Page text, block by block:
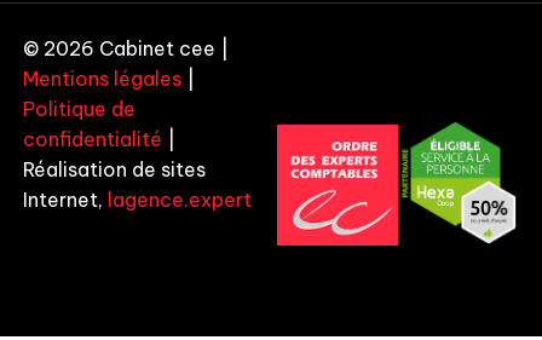
© 2026 Cabinet cee |
Mentions légales
Politique de
confidentialité
Réalisation de sites
Internet, lagence.expert